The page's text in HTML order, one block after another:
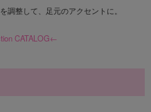
調整して、足元のアクセントに。
CATALOG←